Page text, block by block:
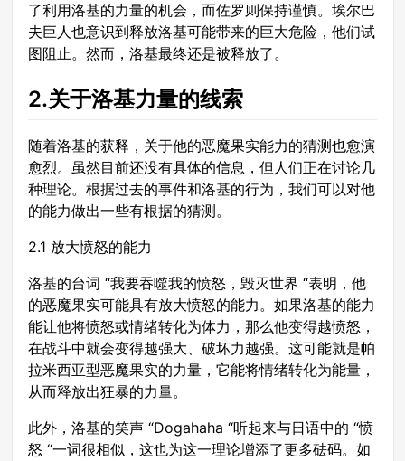
了利用洛基的力量的机会，而佐罗则保持谨慎。埃尔巴
夫巨人也意识到释放洛基可能带来的巨大危险，他们试
图阻止。然而，洛基最终还是被释放了。
2.关于洛基力量的线索
随着洛基的获释，关于他的恶魔果实能力的猜测也愈演
愈烈。虽然目前还没有具体的信息，但人们正在讨论几
种理论。根据过去的事件和洛基的行为，我们可以对他
的能力做出一些有根据的猜测。
2.1 放大愤怒的能力
洛基的台词 “我要吞噬我的愤怒，毁灭世界 “表明，他
的恶魔果实可能具有放大愤怒的能力。如果洛基的能力
能让他将愤怒或情绪转化为体力，那么他变得越愤怒，
在战斗中就会变得越强大、破坏力越强。这可能就是帕
拉米西亚型恶魔果实的力量，它能将情绪转化为能量，
从而释放出狂暴的力量。
此外，洛基的笑声 “Dogahaha “听起来与日语中的 “愤
怒 “一词很相似，这也为这一理论增添了更多砝码。如